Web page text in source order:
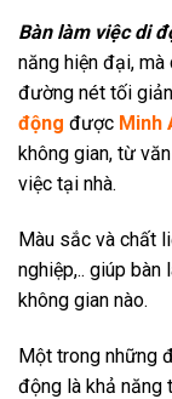
Bàn làm việc di
năng hiện đại,
đường nét tối
động được Minh
không gian, từ
việc tại nhà.
Màu sắc và chất
nghiệp,.. giúp bàn
không gian nào.
Một trong những
động là khả năng